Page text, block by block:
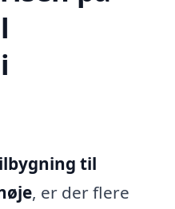
til
, er der flere